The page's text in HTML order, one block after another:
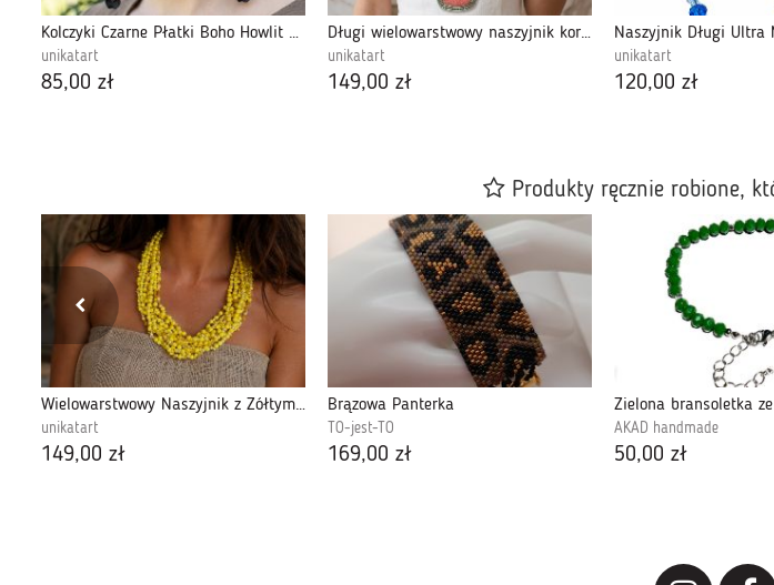
Kolczyki Czarne Płatki Boho Howlit Floral Czarny Kolczyk Etno
unikatart
85,00 zł
Długi wielowarstwowy naszyjnik koralowy z dużym różowym wisiorem w stylu vintage
unikatart
149,00 zł
Naszyjnik Długi Ultra
unikatart
120,00 zł
Produkty ręcznie robione,
Wielowarstwowy Naszyjnik z Żółtymi Koralikami - Słoneczny Akcent
unikatart
149,00 zł
Brązowa Panterka
TO-jest-TO
169,00 zł
AKAD handmade
50,00 zł